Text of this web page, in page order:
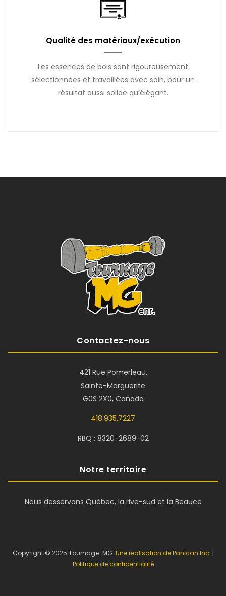
Qualité des matériaux/exécution
Les essences de bois sont rigoureusement
sélectionnées et travaillées avec soin, pour un
résultat aussi solide qu’élégant.
Contactez-nous
421 Rue Pomerleau,
Sainte-Marguerite
G0S 2X0, Canada
418.935.7227
RBQ : 8320-2689-02
Notre territoire
Nous desservons Québec, la rive-sud et la Beauce
Copyright © 2025 Tournage-MG. Une réalisation de Panican Inc. |
Politique de confidentialité